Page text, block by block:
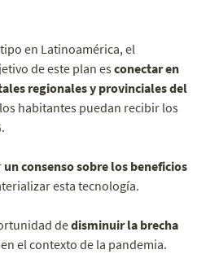
en Latinoamérica, el
de este plan esconectar en
regionales y provinciales del
habitantes puedan recibir los
un consenso sobre los beneficios
esta tecnología.
dedisminuir la brecha
el contexto de la pandemia.